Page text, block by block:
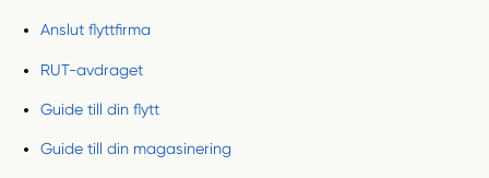
Anslut flyttfirma
RUT-avdraget
Guide till din flytt
Guide till din magasinering